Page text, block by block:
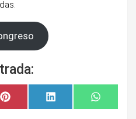
Compartir
en
P
i
Compartir
en
L
i
en
W
h